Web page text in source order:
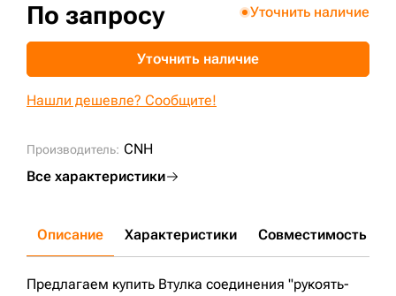
Производитель: CNH
Все характеристики
По запросу Уточнить наличие
Уточнить наличие
Нашли дешевле? Сообщите!
Описание Характеристики Совместимость
Предлагаем купить Втулка соединения "рукоять-